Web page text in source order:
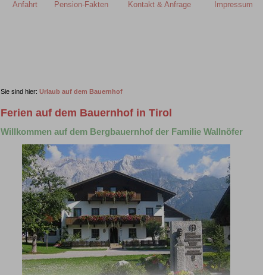
Anfahrt Pension-Fakten Kontakt & Anfrage Impressum
Sie sind hier: Urlaub auf dem Bauernhof
Ferien auf dem Bauernhof in Tirol
Willkommen auf dem Bergbauernhof der Familie Wallnöfer